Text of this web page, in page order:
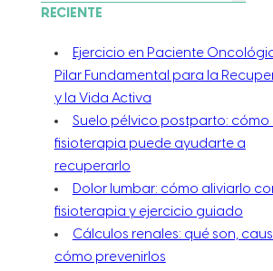
RECIENTE
Ejercicio en Paciente
Pilar Fundamental para la
y la Vida Activa
Suelo pélvico postparto: cómo
fisioterapia puede ayudarte a
recuperarlo
Dolor lumbar: cómo aliviarlo
fisioterapia y ejercicio guiado
Cálculos renales: qué son,
cómo prevenirlos